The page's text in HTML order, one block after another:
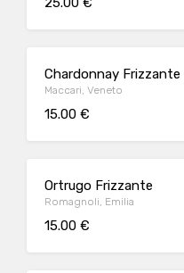
Chardonnay Frizzante
Maccari, Veneto
15.00 €
Ortrugo Frizzante
Romagnoli, Emilia
15.00 €